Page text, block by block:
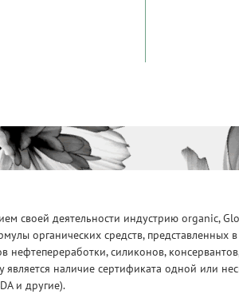
своей деятельности индустрию organic,
органических средств,
нефтепереработки, силиконов,
является наличие сертификата одной или
и другие).